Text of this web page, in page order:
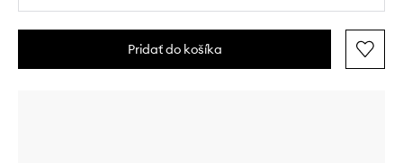
Pridať do košíka